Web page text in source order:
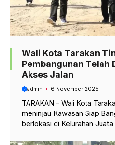
Wali Kota Tarakan
Pembangunan Telah
Akses Jalan
admin 6 November 2025
TARAKAN – Wali Kota
meninjau Kawasan Siap
berlokasi di Kelurahan Juata